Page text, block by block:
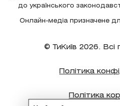
до українського
Онлайн-медіа призначене
© ТиКиїв 2026. Всі
Політика
Політика